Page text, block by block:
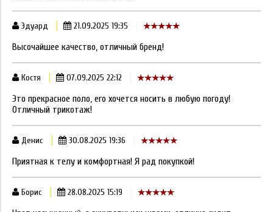
Эдуард 21.09.2025 19:35
Высочайшее качество, отличный бренд!
Костя 07.09.2025 22:12
Это прекрасное поло, его хочется носить в любую погоду!
Отличный трикотаж!
Денис 30.08.2025 19:36
Приятная к телу и комфортная! Я рад покупкой!
Борис 28.08.2025 15:19